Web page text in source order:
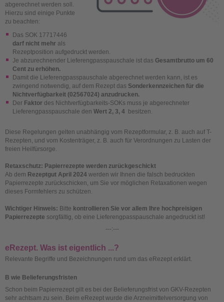
abgerechnet werden soll.
Hierzu sind einige Punkte
zu beachten:
Das SOK 17717446
darf nicht mehr als
Rezeptposition aufgedruckt werden.
Je abzurechnender Lieferengpasspauschale ist das Gesamtbrutto um 60
Cent zu erhöhen.
Damit die Lieferengpasspauschale abgerechnet werden kann, ist es
zwingend notwendig, auf dem Rezept das Sonderkennzeichen für die
Nichtverfügbarkeit (02567024) anzudrucken.
Der Faktor des Nichtverfügbarkeits-SOKs muss je abgerechneter
Lieferengpasspauschale den Wert 2, 3, 4 besitzen.
Diese Regelungen gelten unabhängig vom Rezeptformular, z. B. auch auf T-
Rezepten, und vom Kostenträger, z. B. auch für Verordnungen zu Lasten der
freien Heilfürsorge.
Retaxschutz: Papierrezepte werden zurückgeschickt
Ab dem Rezeptgut April 2024 werden wir Ihnen die falsch bedruckten
Papierrezepte zurückschicken, um Sie vor möglichen Retaxationen wegen
dieses Formfehlers zu schützen.
Wichtiger Hinweis: Bitte kontrollieren Sie vor allem Ihre hochpreisigen
Papierrezepte sorgfältig, ob eine Lieferengpasspauschale angedruckt ist!
---:---
eRezept. Was ist eigentlich ...?
Relevante Begriffe und Bezeichnungen rund um das eRezept erklärt.
B wie Belieferungsfristen
Schon beim Papierrezept gilt es bei der Belieferungsfrist von GKV-Rezepten
sehr achtsam zu sein. Beim eRezept wurde die Arzneimittelversorgung von